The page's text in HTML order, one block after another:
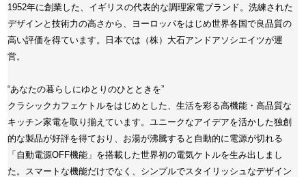
1952年に創業した、イギリスの代表的な調理家電ブランド。洗練された
デザインと技術力の高さから、ヨーロッパをはじめ世界各国で良品質の
高い評価を得ています。日本では（株）大石アンドアソシエイツが運
営。
“あなたの暮らしにゆとりのひとときを”
クラシックカフェケトルをはじめとした、生活を彩る高機能・高品質な
キッチン家電を取り揃えています。ユニークなアイデアを活かした独創
的な製品が好評を得ており、お湯が沸騰すると自動的に電源が切れる
「自動電源OFF機能」を搭載した世界初の電気ケトルを生み出しまし
た。スマートな機能だけでなく、シンプルでスタイリッシュなデザイン